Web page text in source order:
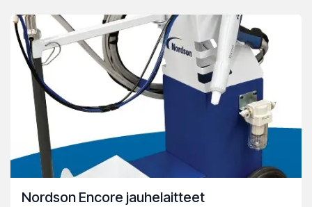
Nordson Encore jauhelaitteet